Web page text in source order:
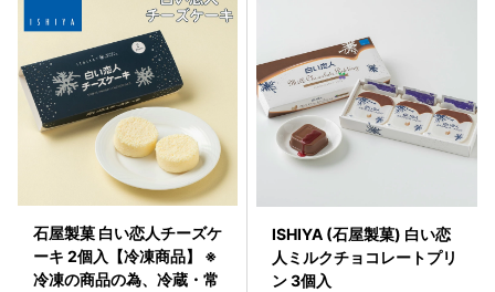
石屋製菓 白い恋人チーズケ
ーキ 2個入【冷凍商品】 ※
冷凍の商品の為、冷蔵・常
ISHIYA (石屋製菓) 白い恋
人ミルクチョコレートプリ
ン 3個入